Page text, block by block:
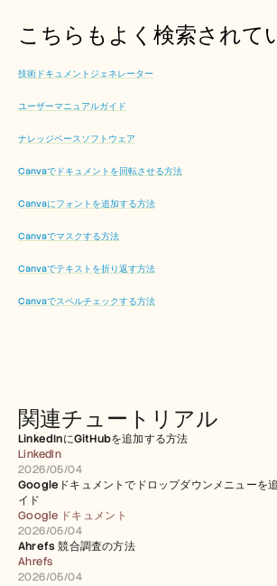
こちらもよく検索されて
技術ドキュメントジェネレーター
ユーザーマニュアルガイド
ナレッジベースソフトウェア
Canvaでドキュメントを回転させる方法
Canvaにフォントを追加する方法
Canvaでマスクする方法
Canvaでテキストを折り返す方法
Canvaでスペルチェックする方法
関連チュートリアル
LinkedInにGitHubを追加する方法
LinkedIn
2026/05/04
Googleドキュメントでドロップダウンメニューを
イド
Google ドキュメント
2026/05/04
Ahrefs 競合調査の方法
Ahrefs
2026/05/04